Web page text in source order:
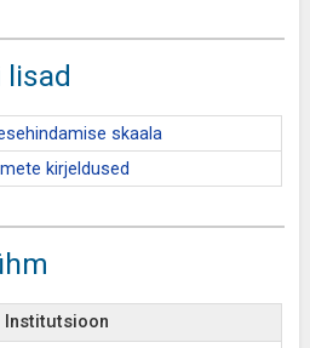
lisad
skaala
kirjeldused
Institutsioon